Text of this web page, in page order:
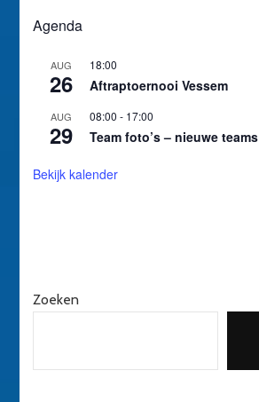
Agenda
AUG
26
18:00
Aftraptoernooi Vessem
AUG
29
08:00 - 17:00
Team foto’s – nieuwe teams
Bekijk kalender
Zoeken